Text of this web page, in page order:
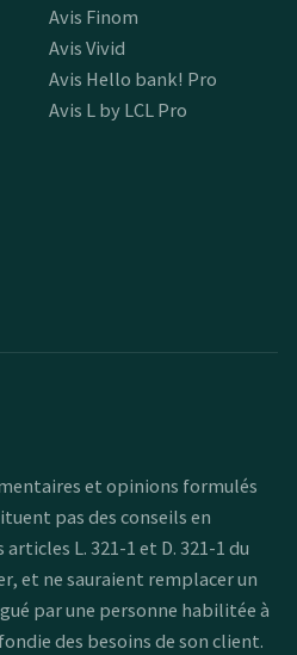
Avis Finom
Avis Vivid
Avis Hello bank! Pro
Avis L by LCL Pro
et opinions formulés
pas des conseils en
L. 321-1 et D. 321-1 du
et ne sauraient remplacer un
par une personne habilitée à
des besoins de son client.